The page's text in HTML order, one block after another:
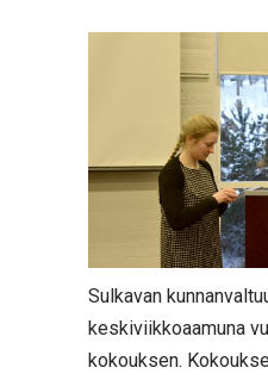
Sulkavan
keskiviikkoaamuna
kokouksen.